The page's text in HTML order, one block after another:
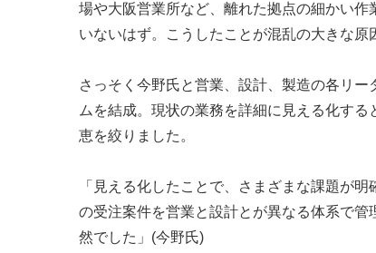
場や大阪営業所など、離れた拠点の細かい
いないはず。こうしたことが混乱の大きな原
さっそく今野氏と営業、設計、製造の各リ
ムを結成。現状の業務を詳細に見える化す
恵を絞りました。
「見える化したことで、さまざまな課題が
の受注案件を営業と設計とが異なる体系で
然でした」(今野氏)